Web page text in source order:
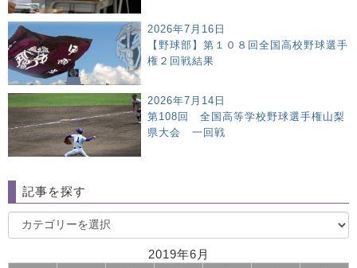
2026年7月16日
【野球部】第１０８回全国高校野球選手
権２回戦結果
2026年7月14日
第108回 全国高等学校野球選手権山梨
県大会 一回戦
記事を探す
2019年6月